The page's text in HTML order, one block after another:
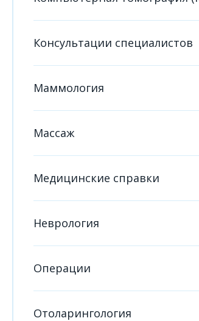
Консультации специалистов
Маммология
Массаж
Медицинские справки
Неврология
Операции
Отоларингология